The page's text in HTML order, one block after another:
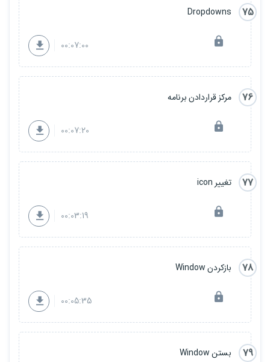
75
Dropdowns
00:07:00
76 مرکز قراردادن برنامه
00:07:20
77 تغییر icon
00:03:19
78 بازکردن Window
00:05:35
79 بستن Window